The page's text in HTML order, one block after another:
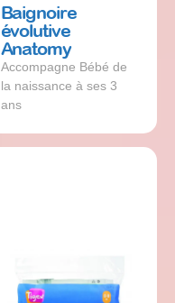
Baignoire
évolutive
Anatomy
Accompagne Bébé de
la naissance à ses 3
ans